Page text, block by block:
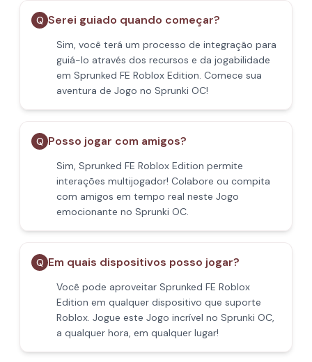
Q Serei guiado quando começar?
Sim, você terá um processo de integração para
guiá-lo através dos recursos e da jogabilidade
em Sprunked FE Roblox Edition. Comece sua
aventura de Jogo no Sprunki OC!
Q Posso jogar com amigos?
Sim, Sprunked FE Roblox Edition permite
interações multijogador! Colabore ou compita
com amigos em tempo real neste Jogo
emocionante no Sprunki OC.
Q Em quais dispositivos posso jogar?
Você pode aproveitar Sprunked FE Roblox
Edition em qualquer dispositivo que suporte
Roblox. Jogue este Jogo incrível no Sprunki OC,
a qualquer hora, em qualquer lugar!